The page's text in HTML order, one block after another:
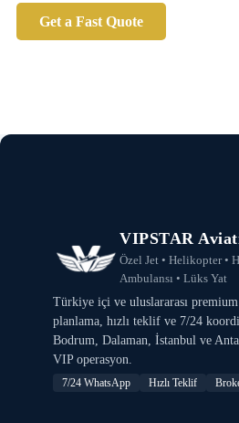
Get a Fast Quote
VIPSTAR
Özel Jet • Helikopter •
Ambulansı • Lüks Yat
Türkiye içi ve uluslararası
planlama, hızlı teklif ve 7/24
Bodrum, Dalaman, İstanbul ve
VIP operasyon.
7/24 WhatsApp Hızlı Teklif